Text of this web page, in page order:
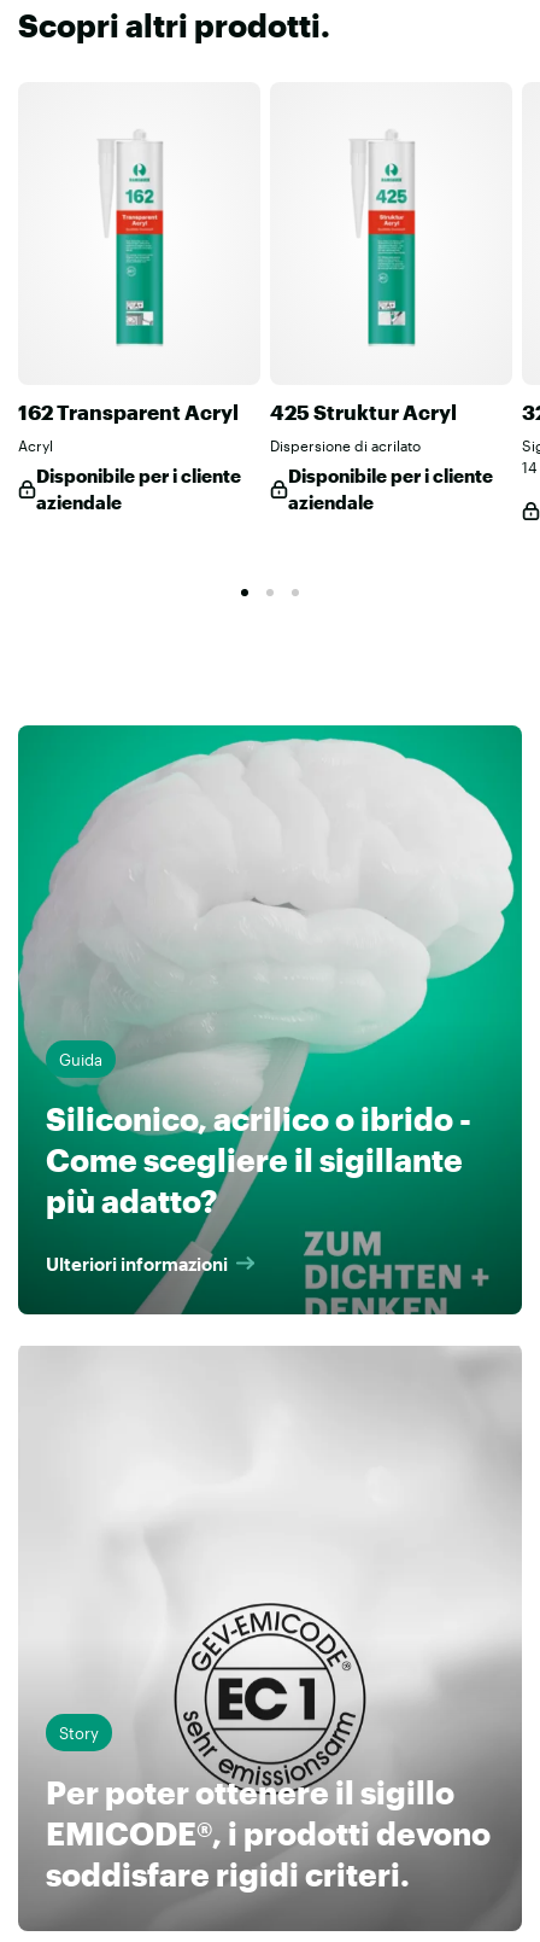
Scopri altri prodotti.
162 Transparent Acryl
Acryl
Disponibile per i cliente
aziendale
425 Struktur Acryl
Dispersione di acrilato
Disponibile per i cliente
aziendale
Guida
Siliconico, acrilico o ibrido -
Come scegliere il sigillante
più adatto?
Ulteriori informazioni
Story
Per poter ottenere il sigillo
EMICODE®, i prodotti devono
soddisfare rigidi criteri.